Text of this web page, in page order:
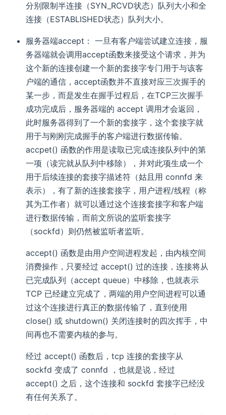
分别限制半连接（SYN_RCVD状态）队列大小和全
连接（ESTABLISHED状态）队列大小。
服务器端accept： 一旦有客户端尝试建立连接，服
务器端就会调用accept函数来接受这个请求，并为
这个新的连接创建一个新的套接字专门用于与该客
户端的通信，accept函数并不直接对应三次握手的
某一步，而是发生在握手过程后，在TCP三次握手
成功完成后，服务器端的 accept 调用才会返回，
此时服务器得到了一个新的套接字，这个套接字就
用于与刚刚完成握手的客户端进行数据传输。
accpet() 函数的作用是读取已完成连接队列中的第
一项（读完就从队列中移除），并对此项生成一个
用于后续连接的套接字描述符（姑且用 connfd 来
表示），有了新的连接套接字，用户进程/线程（称
其为工作者）就可以通过这个连接套接字和客户端
进行数据传输，而前文所说的监听套接字
（sockfd）则仍然被监听者监听。
accept() 函数是由用户空间进程发起，由内核空间
消费操作，只要经过 accept() 过的连接，连接将从
已完成队列（accept queue）中移除，也就表示
TCP 已经建立完成了，两端的用户空间进程可以通
过这个连接进行真正的数据传输了，直到使用
close() 或 shutdown() 关闭连接时的四次挥手，中
间再也不需要内核的参与。
经过 accept() 函数后，tcp 连接的套接字从
sockfd 变成了 connfd ，也就是说，经过
accept() 之后，这个连接和 sockfd 套接字已经没
有任何关系了。